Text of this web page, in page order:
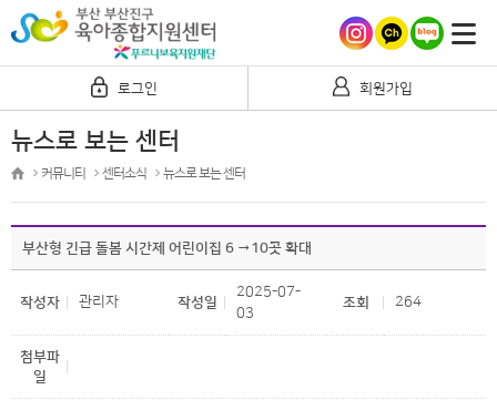
로그인 회원가입
뉴스로 보는 센터
커뮤니티 센터소식 뉴스로 보는 센터
부산형 긴급 돌봄 시간제 어린이집 6 →10곳 확대
작성자 관리자 작성일
2025-07-
03
조회 264
첨부파
일